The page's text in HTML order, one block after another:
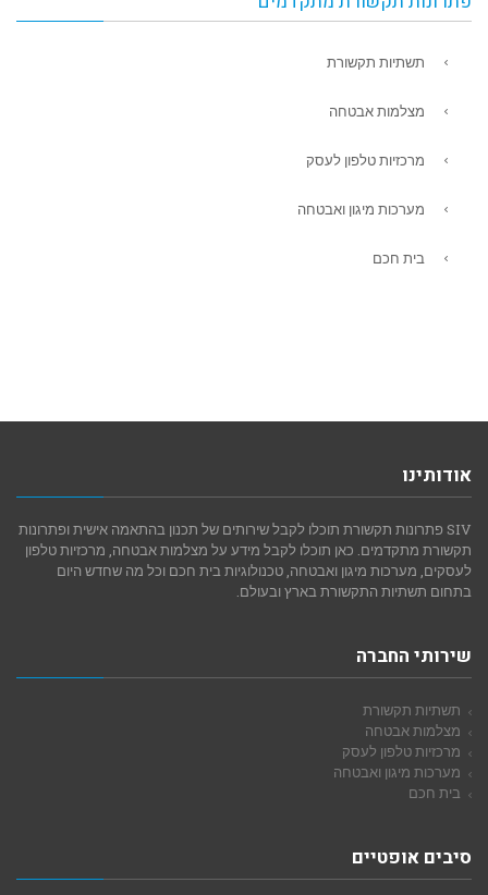
תשתיות תקשורת
מצלמות אבטחה
מרכזיות טלפון לעסק
מערכות מיגון ואבטחה
בית חכם
אודותינו
SIV פתרונות תקשורת תוכלו לקבל שירותים של תכנון בהתאמה אישית ופתרונות
תקשורת מתקדמים. כאן תוכלו לקבל מידע על מצלמות אבטחה, מרכזיות טלפון
לעסקים, מערכות מיגון ואבטחה, טכנולוגיות בית חכם וכל מה שחדש היום
בתחום תשתיות התקשורת בארץ ובעולם.
שירותי החברה
תשתיות תקשורת
מצלמות אבטחה
מרכזיות טלפון לעסק
מערכות מיגון ואבטחה
בית חכם
סיבים אופטיים